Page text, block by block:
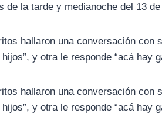
de la tarde y medianoche del 13
hallaron una conversación con
y otra le responde “acá hay
hallaron una conversación con
y otra le responde “acá hay